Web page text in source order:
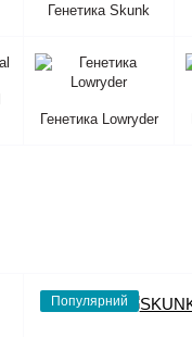
Генетика Skunk
Генетика Lowryder
Популярний